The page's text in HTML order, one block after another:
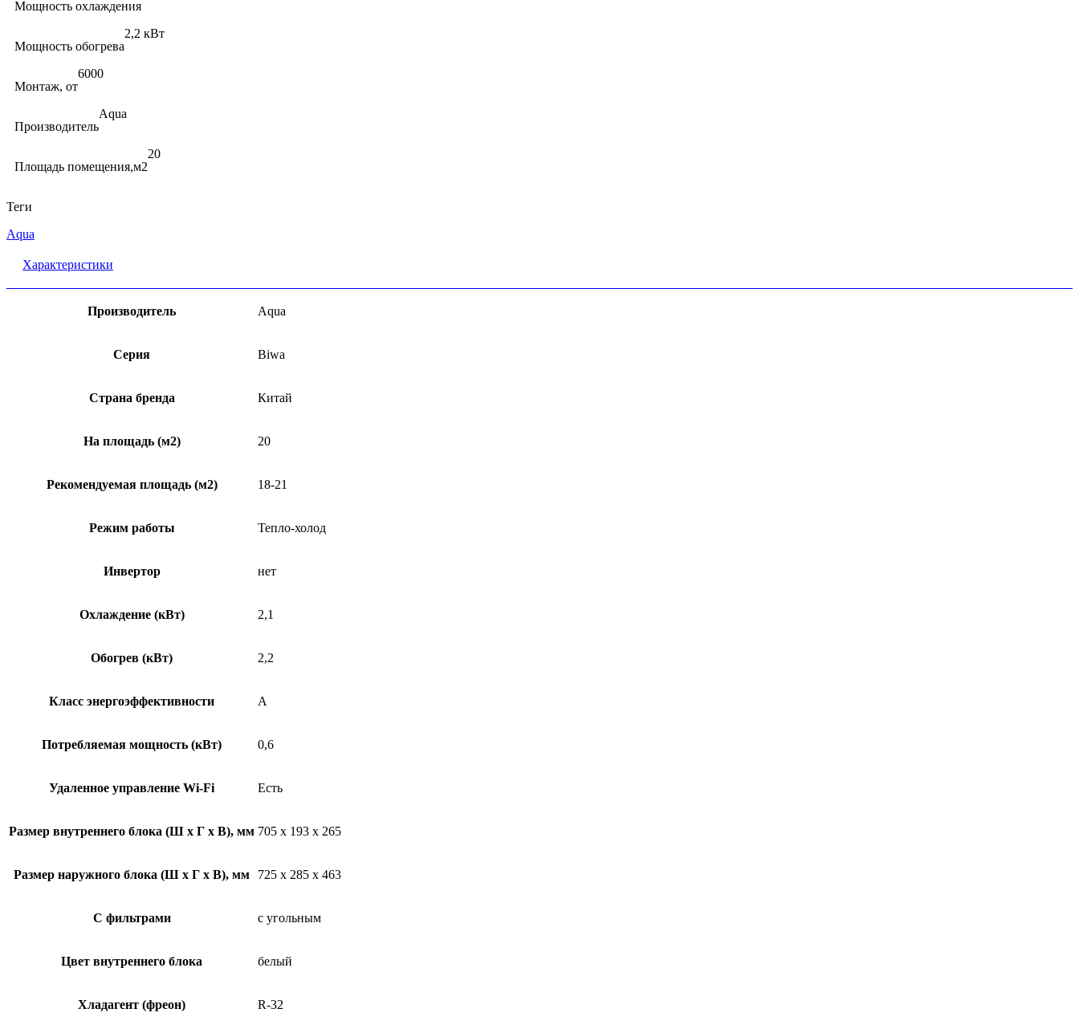
Мощность охлаждения
Мощность обогрева
2,2 кВт
Монтаж, от
6000
Производитель
Aqua
Площадь помещения,м2
20
Теги
Aqua
Характеристики
Производитель Aqua
Серия Biwa
Страна бренда Китай
На площадь (м2) 20
Рекомендуемая площадь (м2) 18-21
Режим работы Тепло-холод
Инвертор нет
Охлаждение (кВт) 2,1
Обогрев (кВт) 2,2
Класс энергоэффективности A
Потребляемая мощность (кВт) 0,6
Удаленное управление Wi-Fi Есть
Размер внутреннего блока (Ш x Г x В), мм 705 x 193 x 265
Размер наружного блока (Ш x Г x В), мм 725 x 285 x 463
С фильтрами с угольным
Цвет внутреннего блока белый
Хладагент (фреон) R-32